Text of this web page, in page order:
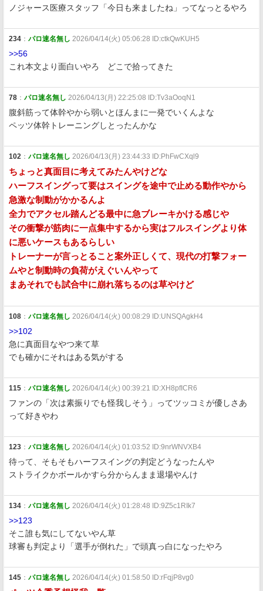
ノジャース医療スタッフ「今日も来ましたね」ってなっとるやろ
234 ： パロ速名無し 2026/04/14(火) 05:06:28 ID:ctkQwKUH5
>>56
これ本文より面白いやろ どこで拾ってきた
78 ： パロ速名無し 2026/04/13(月) 22:25:08 ID:Tv3aOoqN1
腹斜筋って体幹やから弱いとほんまに一発でいくんよな
ペッツ体幹トレーニングしとったんかな
102 ： パロ速名無し 2026/04/13(月) 23:44:33 ID:PhFwCXql9
ちょっと真面目に考えてみたんやけどな
ハーフスイングって要はスイングを途中で止める動作やから
急激な制動がかかるんよ
全力でアクセル踏んどる最中に急ブレーキかける感じや
その衝撃が筋肉に一点集中するから実はフルスイングより体
に悪いケースもあるらしい
トレーナーが言っとること案外正しくて、現代の打撃フォー
ムやと制動時の負荷がえぐいんやって
まあそれでも試合中に崩れ落ちるのは草やけど
108 ： パロ速名無し 2026/04/14(火) 00:08:29 ID:UNSQAgkH4
>>102
急に真面目なやつ来て草
でも確かにそれはある気がする
115 ： パロ速名無し 2026/04/14(火) 00:39:21 ID:XH8pfICR6
ファンの「次は素振りでも怪我しそう」ってツッコミが優しさあ
って好きやわ
123 ： パロ速名無し 2026/04/14(火) 01:03:52 ID:9nrWNVXB4
待って、そもそもハーフスイングの判定どうなったんや
ストライクかボールかすら分からんまま退場やんけ
134 ： パロ速名無し 2026/04/14(火) 01:28:48 ID:9Z5c1RIk7
>>123
そこ誰も気にしてないやん草
球審も判定より「選手が倒れた」で頭真っ白になったやろ
145 ： パロ速名無し 2026/04/14(火) 01:58:50 ID:rFqjP8vg0